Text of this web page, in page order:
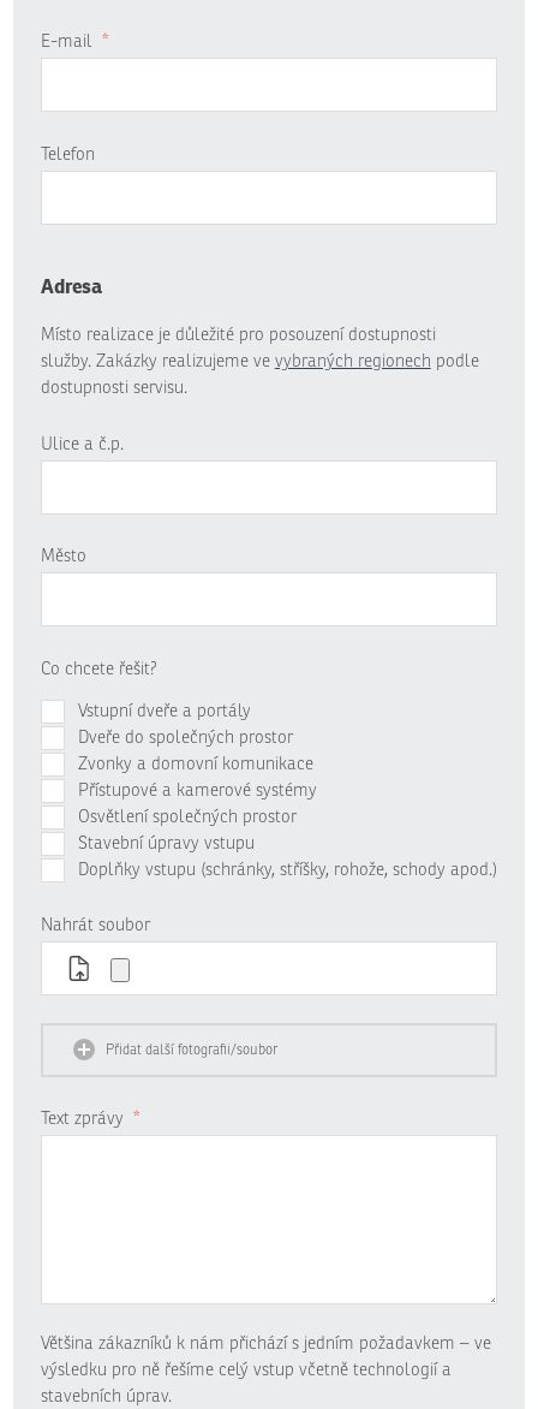
E-mail *
Telefon
Adresa
Místo realizace je důležité pro posouzení dostupnosti
služby. Zakázky realizujeme ve vybraných regionech podle
dostupnosti servisu.
Ulice a č.p.
Město
Co chcete řešit?
Vstupní dveře a portály
Dveře do společných prostor
Zvonky a domovní komunikace
Přístupové a kamerové systémy
Osvětlení společných prostor
Stavební úpravy vstupu
Doplňky vstupu (schránky, stříšky, rohože, schody apod.)
Nahrát soubor
Přidat další fotografii/soubor
Text zprávy *
Většina zákazníků k nám přichází s jedním požadavkem – ve
výsledku pro ně řešíme celý vstup včetně technologií a
stavebních úprav.